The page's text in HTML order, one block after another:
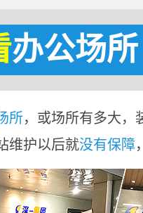
办公场所
所，或场所有多大，
维护以后就没有保障